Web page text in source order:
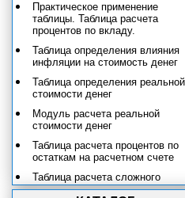
Практическое применение
таблицы. Таблица расчета
процентов по вкладу.
Таблица определения влияния
инфляции на стоимость денег
Таблица определения реальной
стоимости денег
Модуль расчета реальной
стоимости денег
Таблица расчета процентов по
остаткам на расчетном счете
Таблица расчета сложного
процента на сумму вклада